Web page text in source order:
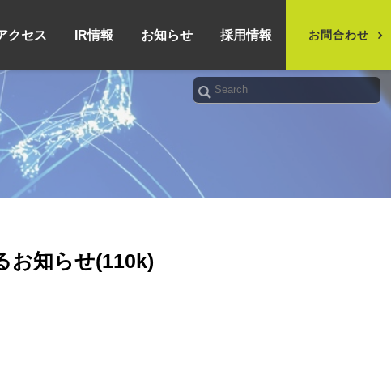
クセス IR情報 お知らせ 採用情報 お問合わせ
お知らせ(110k)